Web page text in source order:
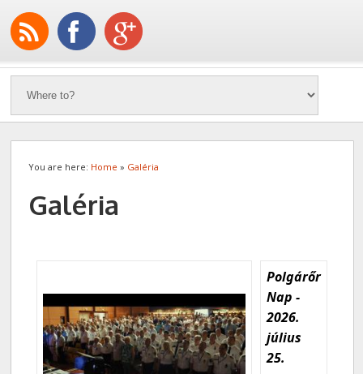
You are here: Home » Galéria
Galéria
Polgárőr
Nap -
2026.
július
25.